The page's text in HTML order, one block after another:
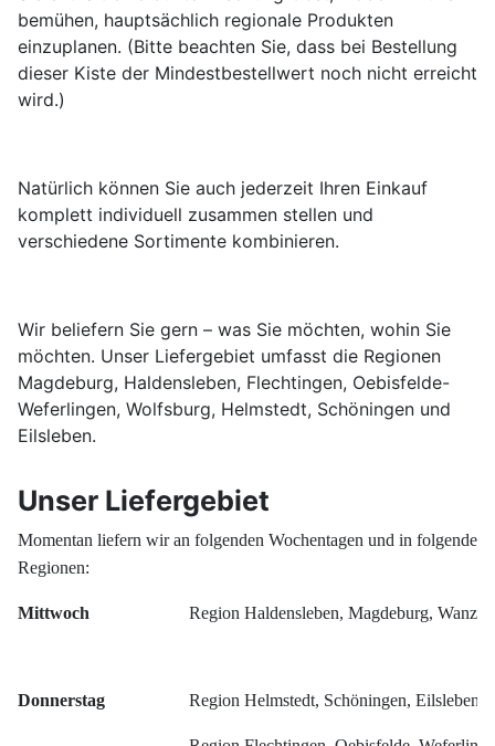
bemühen, hauptsächlich regionale Produkten
einzuplanen. (Bitte beachten Sie, dass bei Bestellung
dieser Kiste der Mindestbestellwert noch nicht erreicht
wird.)
Natürlich können Sie auch jederzeit Ihren Einkauf
komplett individuell zusammen stellen und
verschiedene Sortimente kombinieren.
Wir beliefern Sie gern – was Sie möchten, wohin Sie
möchten. Unser Liefergebiet umfasst die Regionen
Magdeburg, Haldensleben, Flechtingen, Oebisfelde-
Weferlingen, Wolfsburg, Helmstedt, Schöningen und
Eilsleben.
Unser Liefergebiet
Momentan liefern wir an folgenden Wochentagen und in folgende
Regionen:
Mittwoch Region Haldensleben, Magdeburg,
Donnerstag Region Helmstedt, Schöningen, Eilsleben,